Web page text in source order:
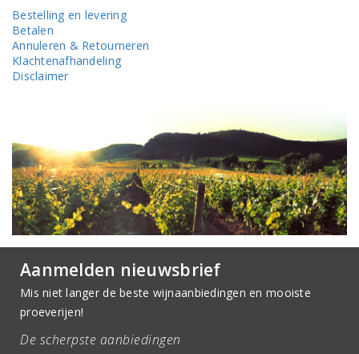
Bestelling en levering
Betalen
Annuleren & Retourneren
Klachtenafhandeling
Disclaimer
Aanmelden nieuwsbrief
Mis niet langer de beste wijnaanbiedingen en mooiste
proeverijen!
De scherpste aanbiedingen